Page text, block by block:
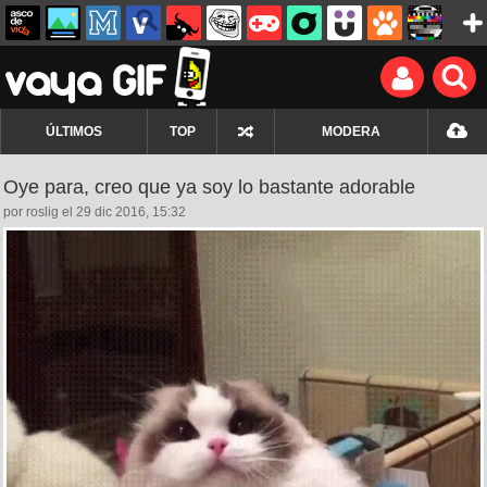
ÚLTIMOS TOP MODERA
Oye para, creo que ya soy lo bastante adorable
por roslig el 29 dic 2016, 15:32